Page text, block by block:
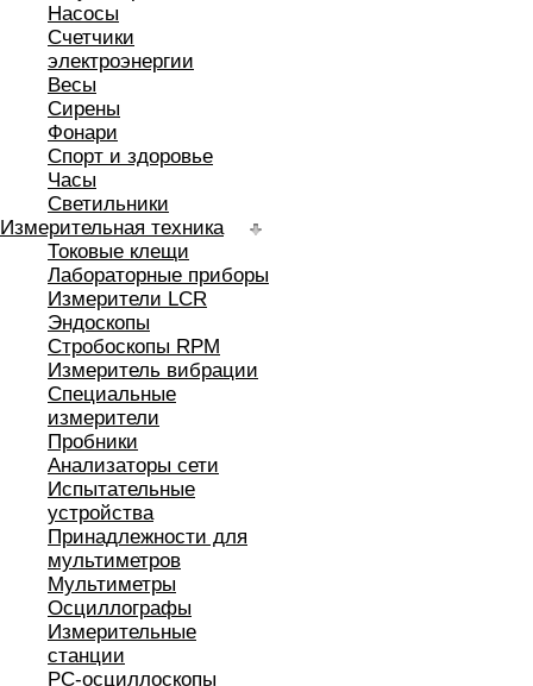
Насосы
Счетчики
электроэнергии
Весы
Сирены
Фонари
Спорт и здоровье
Часы
Светильники
Измерительная техника
Токовые клещи
Лабораторные приборы
Измерители LCR
Эндоскопы
Стробоскопы RPM
Измеритель вибрации
Специальные
измерители
Пробники
Анализаторы сети
Испытательные
устройства
Принадлежности для
мультиметров
Мультиметры
Осциллографы
Измерительные
станции
РС-осциллоскопы